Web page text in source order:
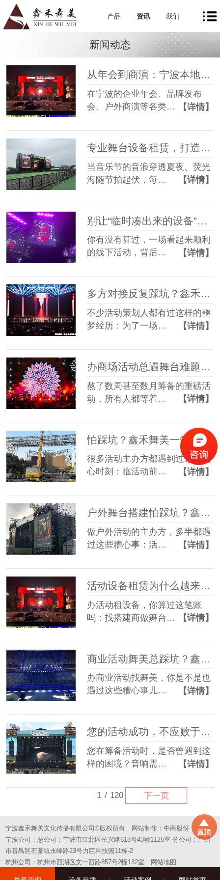
产品 资讯 我们
新闻动态
从年会到商演：宁波本地舞美租赁如何让每一场活动都出彩
在宁波的企业年会、品牌发布
会、户外商演等各类…
【详情】
专业舞台设备租赁，打造沉浸式音乐节现场
当音乐节的音浪穿透夏夜、荧光
海随节拍起伏，每…
【详情】
你有没有算过，一场看起来顺利
的线下活动，背后…
【详情】
多方对接反复踩坑？鑫禾舞美一站式舞美服务让你少走90%弯路
不少活动策划人都有过这样的噩
梦经历：为了一场…
【详情】
办商场活动总遇舞台难题？鑫禾舞美一站式帮你解决
熬了数周甚至数月筹备的重磅活
动，所有人都等着…
【详情】
怕踩坑？鑫禾舞美一站式租赁搭建帮你省一半心
很多活动主办方都遇到过这些糟
心时刻：临活动前…
【详情】
户外舞台搭建怕踩坑？鑫禾舞美给你稳稳的保障
做户外活动的主办方，多半都遇
过这些糟心事：活…
【详情】
活动设备租赁为什么越来越多人选一站式？
办活动租设备，你算过这笔账
吗：找搭建商做舞台…
【详情】
商业活动舞美总踩坑？鑫禾一站式方案帮您避坑
办商业活动找舞美，你是不是也
遇过这些糟心事儿…
【详情】
您的活动成功，不应败于“拼凑”的舞台——选择一站式，选择省心
您在筹备活动时，是否曾遇到这
样的困境？音响需…
【详情】
1 / 120 下一页
宁波鑫禾舞美文化传播有限公司©版权所有 网站制作：牛商股份
宁波公司：总公司：宁波市江北区长兴路618号43幢1125室 分公司：广州
市番禺区石基镇永峰路23号力巨科技园11栋-2
杭州公司：杭州市西湖区文一西路857号2幢132室
网站地图